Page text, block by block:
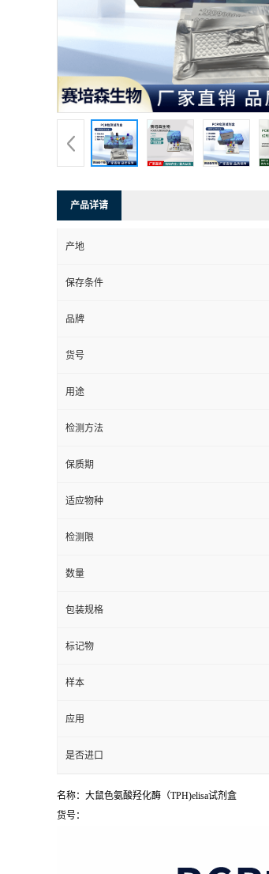
产品详请
产地
保存条件
品牌
货号
用途
检测方法
保质期
适应物种
检测限
数量
包装规格
标记物
样本
应用
是否进口
名称：大鼠色氨酸羟化酶（TPH)elisa试剂盒
货号：